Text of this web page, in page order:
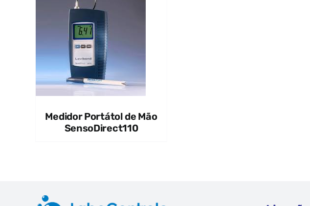
Medidor Portátol de Mão
SensoDirect110